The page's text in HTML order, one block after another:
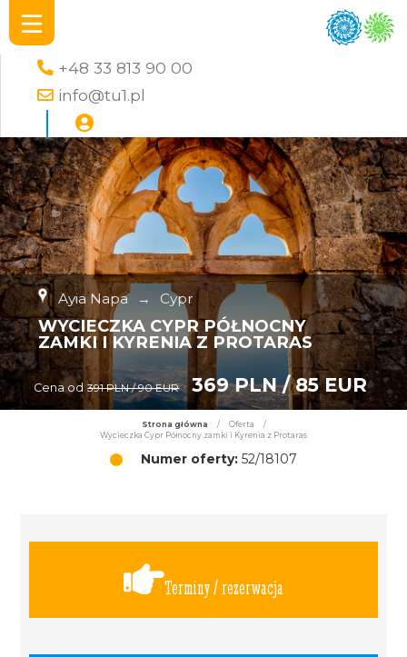
+48 33 813 90 00
info@tu1.pl
Ayia Napa → Cypr
WYCIECZKA CYPR PÓŁNOCNY
ZAMKI I KYRENIA Z PROTARAS
Cena od 391 PLN / 90 EUR 369 PLN / 85 EUR
Strona główna / Oferta
/
Wycieczka Cypr Północny zamki i Kyrenia z Protaras
Numer oferty: 52/18107
Terminy / rezerwacja